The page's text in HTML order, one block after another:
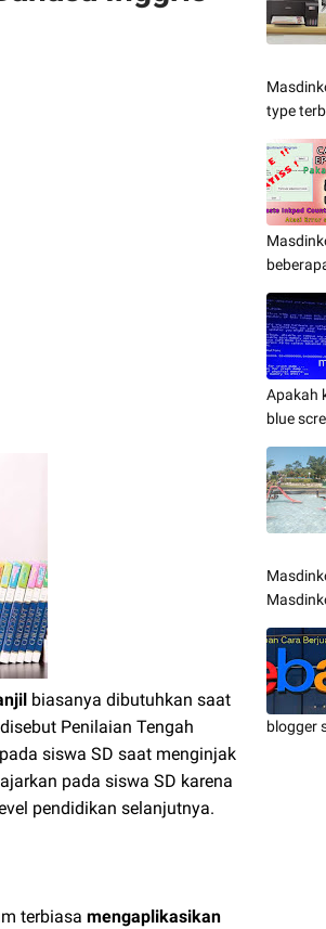
biasanya dibutuhkan saat
Penilaian Tengah
siswa SD saat menginjak
pada siswa SD karena
pendidikan selanjutnya.
terbiasa mengaplikasikan
type
Apakah
blue
blogger